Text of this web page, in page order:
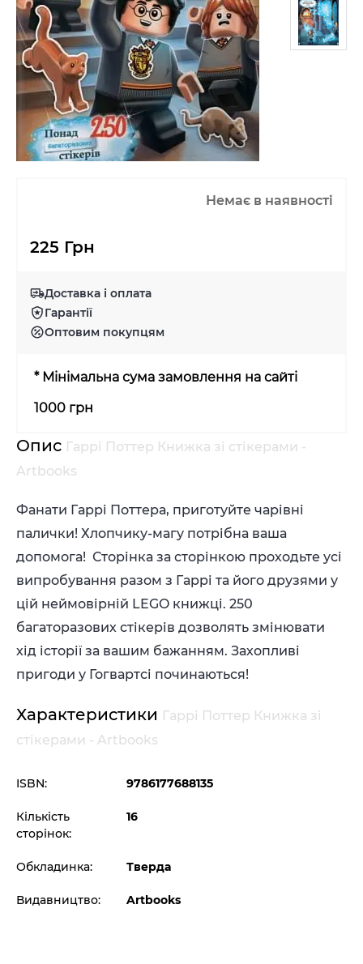
Немає в наявності
225 Грн
Доставка і оплата
Гарантії
Оптовим покупцям
* Мінімальна сума замовлення на сайті
1000 грн
Опис Гаррі Поттер Книжка зі стікерами -
Artbooks
Фанати Гаррі Поттера, приготуйте чарівні
палички! Хлопчику-магу потрібна ваша
допомога! Сторінка за сторінкою проходьте усі
випробування разом з Гаррі та його друзями у
цій неймовірній LEGO книжці. 250
багаторазових стікерів дозволять змінювати
хід історії за вашим бажанням. Захопливі
пригоди у Гогвартсі починаються!
Характеристики Гаррі Поттер Книжка зі
стікерами - Artbooks
ISBN: 9786177688135
Кількість
сторінок:
16
Обкладинка: Тверда
Видавництво: Artbooks